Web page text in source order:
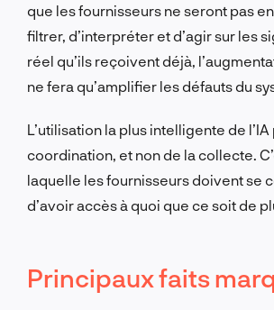
que les fournisseurs ne seront pas
filtrer, d’interpréter et d’agir sur les
réel qu’ils reçoivent déjà,
ne fera qu’amplifier les défauts du
L’utilisation la plus intelligente de
coordination, et non de la collecte.
laquelle les fournisseurs doivent se
d’avoir accès à quoi que ce soit de
Principaux faits